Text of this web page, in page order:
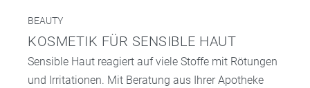
BEAUTY
KOSMETIK FÜR SENSIBLE HAUT
Sensible Haut reagiert auf viele Stoffe mit Rötungen
und Irritationen. Mit Beratung aus Ihrer Apotheke